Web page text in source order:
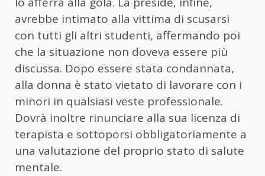
avrebbe intimato alla vittima di scusarsi
con tutti gli altri studenti, affermando poi
che la situazione non doveva essere più
discussa. Dopo essere stata condannata,
alla donna è stato vietato di lavorare con i
minori in qualsiasi veste professionale.
Dovrà inoltre rinunciare alla sua licenza di
terapista e sottoporsi obbligatoriamente a
una valutazione del proprio stato di salute
mentale.